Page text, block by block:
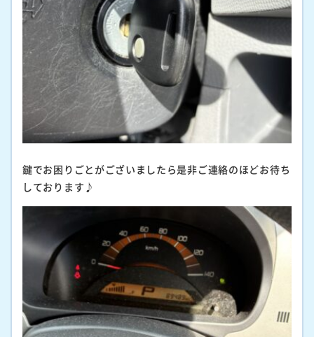
鍵でお困りごとがございましたら是非ご連絡のほどお待ち
しております♪